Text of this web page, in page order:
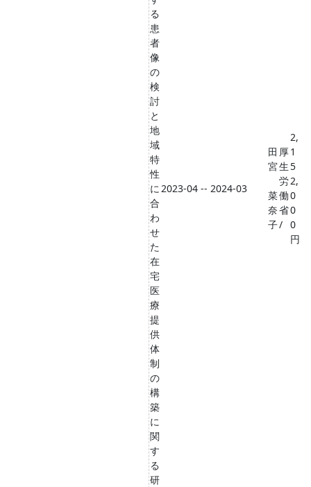
る
患
者
像
の
検
討
と
地
域
特
性
に
合
わ
せ
た
在
宅
医
療
提
供
体
制
の
構
築
に
関
す
る
研
2023-04 -- 2024-03
田
宮
菜
奈
子
厚
生
労
働
省
/
2,
1
5
2,
0
0
0
円